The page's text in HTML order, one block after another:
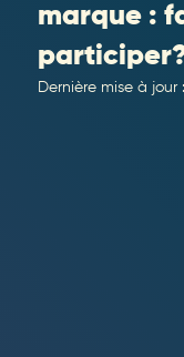
marque :
Dernière mise à jour :